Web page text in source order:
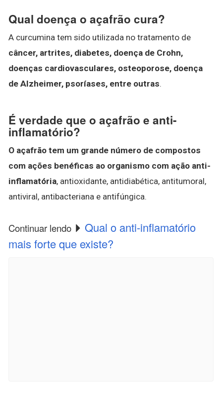
Qual doença o açafrão cura?
A curcumina tem sido utilizada no tratamento de
câncer, artrites, diabetes, doença de Crohn,
doenças cardiovasculares, osteoporose, doença
de Alzheimer, psoríases, entre outras.
É verdade que o açafrão e anti-
inflamatório?
O açafrão tem um grande número de compostos
com ações benéficas ao organismo com ação anti-
inflamatória, antioxidante, antidiabética, antitumoral,
antiviral, antibacteriana e antifúngica.
Continuar lendo
Qual o anti-inflamatório
mais forte que existe?